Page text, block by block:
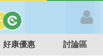
好康優惠 討論區